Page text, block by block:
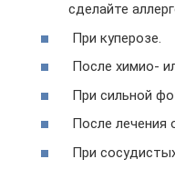
сделайте
При куперозе.
После химио-
При сильной
После лечения
При